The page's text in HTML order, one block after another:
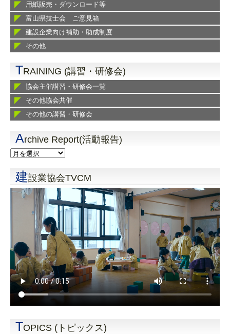
用紙販売・ダウンロード等
富山県技士会 ご意見箱
建設企業向け補助・助成制度
その他
TRAINING (講習・研修会)
協会主催講習・研修会一覧
その他協会共催
その他の講習・研修会
Archive Report(活動報告)
建設業協会TVCM
TOPICS (トピックス)